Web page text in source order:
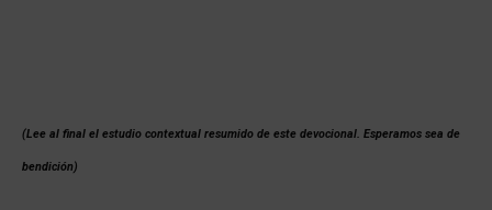
(Lee al final el estudio contextual resumido de este devocional. Esperamos sea de
bendición)